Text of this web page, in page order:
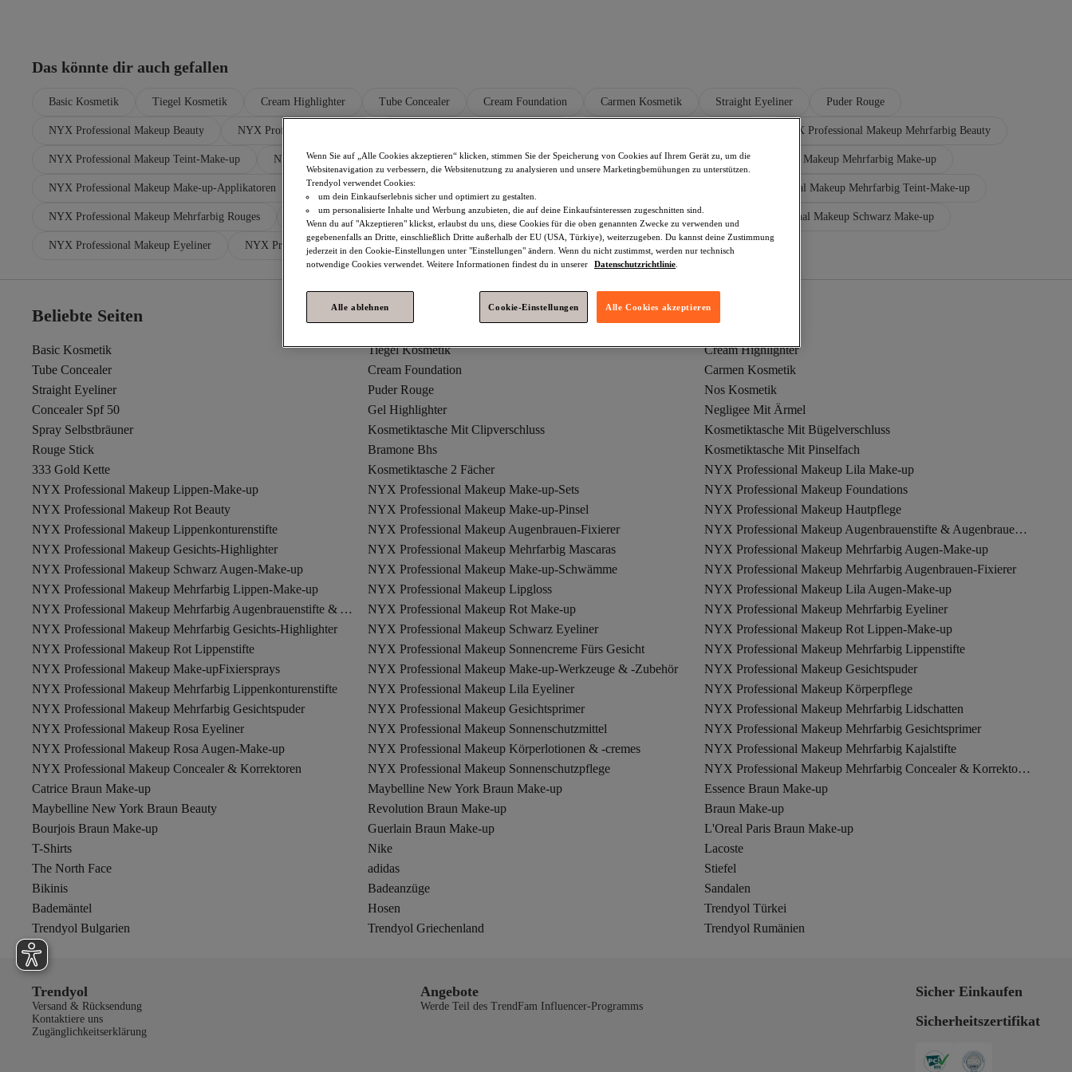
Das könnte dir auch gefallen
Basic Kosmetik Tiegel Kosmetik Cream Highlighter Tube Concealer Cream Foundation Carmen Kosmetik Straight Eyeliner Puder Rouge
NYX Professional Makeup Beauty NYX Professional Makeup NYX Professional Makeup Mehrfarbig Beauty
NYX Professional Makeup Teint-Make-up NYX Professional Makeup Rosa Beauty NYX Professional Makeup Schwarz Beauty NYX Professional Makeup Mehrfarbig Make-up
NYX Professional Makeup Make-up-Applikatoren NYX Professional Makeup Kajalstifte NYX Professional Makeup Mehrfarbig Teint-Make-up
NYX Professional Makeup Mehrfarbig Rouges NYX Professional Makeup Lippenstifte NYX Professional Makeup Rosa Make-up NYX Professional Makeup Schwarz Make-up
NYX Professional Makeup Eyeliner NYX Professional Makeup Augen-Make-up NYX Professional Makeup Lidschatten
Beliebte Seiten
Basic Kosmetik Tiegel Kosmetik
Cream Highlighter
Tube Concealer
Cream Foundation
Carmen Kosmetik
Straight Eyeliner
Puder Rouge
Nos Kosmetik
Concealer Spf 50
Gel Highlighter
Negligee Mit Ärmel
Spray Selbstbräuner
Kosmetiktasche Mit Clipverschluss
Kosmetiktasche Mit Bügelverschluss
Rouge Stick
Bramone Bhs
Kosmetiktasche Mit Pinselfach
333 Gold Kette
Kosmetiktasche 2 Fächer
NYX Professional Makeup Lila Make-up
NYX Professional Makeup Lippen-Make-up
NYX Professional Makeup Make-up-Sets
NYX Professional Makeup Foundations
NYX Professional Makeup Rot Beauty
NYX Professional Makeup Make-up-Pinsel
NYX Professional Makeup Hautpflege
NYX Professional Makeup Lippenkonturenstifte
NYX Professional Makeup Augenbrauen-Fixierer
NYX Professional Makeup Augenbrauenstifte & Augenbrauenpuder
NYX Professional Makeup Gesichts-Highlighter
NYX Professional Makeup Mehrfarbig Mascaras
NYX Professional Makeup Mehrfarbig Augen-Make-up
NYX Professional Makeup Schwarz Augen-Make-up
NYX Professional Makeup Make-up-Schwämme
NYX Professional Makeup Mehrfarbig Augenbrauen-Fixierer
NYX Professional Makeup Mehrfarbig Lippen-Make-up
NYX Professional Makeup Lipgloss
NYX Professional Makeup Lila Augen-Make-up
NYX Professional Makeup Mehrfarbig Augenbrauenstifte & Augenbrauenpuder
NYX Professional Makeup Rot Make-up
NYX Professional Makeup Mehrfarbig Eyeliner
NYX Professional Makeup Mehrfarbig Gesichts-Highlighter
NYX Professional Makeup Schwarz Eyeliner
NYX Professional Makeup Rot Lippen-Make-up
NYX Professional Makeup Rot Lippenstifte
NYX Professional Makeup Sonnencreme Fürs Gesicht
NYX Professional Makeup Mehrfarbig Lippenstifte
NYX Professional Makeup Make-upFixiersprays
NYX Professional Makeup Make-up-Werkzeuge & -Zubehör
NYX Professional Makeup Gesichtspuder
NYX Professional Makeup Mehrfarbig Lippenkonturenstifte
NYX Professional Makeup Lila Eyeliner
NYX Professional Makeup Körperpflege
NYX Professional Makeup Mehrfarbig Gesichtspuder
NYX Professional Makeup Gesichtsprimer
NYX Professional Makeup Mehrfarbig Lidschatten
NYX Professional Makeup Rosa Eyeliner
NYX Professional Makeup Sonnenschutzmittel
NYX Professional Makeup Mehrfarbig Gesichtsprimer
NYX Professional Makeup Rosa Augen-Make-up
NYX Professional Makeup Körperlotionen & -cremes
NYX Professional Makeup Mehrfarbig Kajalstifte
NYX Professional Makeup Concealer & Korrektoren
NYX Professional Makeup Sonnenschutzpflege
NYX Professional Makeup Mehrfarbig Concealer & Korrektoren
Catrice Braun Make-up
Maybelline New York Braun Make-up
Essence Braun Make-up
Maybelline New York Braun Beauty
Revolution Braun Make-up
Braun Make-up
Bourjois Braun Make-up
Guerlain Braun Make-up
L'Oreal Paris Braun Make-up
T-Shirts
Nike
Lacoste
The North Face
adidas
Stiefel
Bikinis
Badeanzüge
Sandalen
Bademäntel
Hosen
Trendyol Türkei
Trendyol Bulgarien
Trendyol Griechenland Trendyol Rumänien
Trendyol
Versand & Rücksendung
Kontaktiere uns
Zugänglichkeitserklärung
Angebote
Werde Teil des TrendFam Influencer-Programms
Sicher Einkaufen
Sicherheitszertifikat
Wenn Sie auf „Alle Cookies akzeptieren“ klicken, stimmen Sie der Speicherung von Cookies auf Ihrem Gerät zu, um die
Websitenavigation zu verbessern, die Websitenutzung zu analysieren und unsere Marketingbemühungen zu unterstützen.
Trendyol verwendet Cookies:
um dein Einkaufserlebnis sicher und optimiert zu gestalten.
um personalisierte Inhalte und Werbung anzubieten, die auf deine Einkaufsinteressen zugeschnitten sind.
Wenn du auf "Akzeptieren" klickst, erlaubst du uns, diese Cookies für die oben genannten Zwecke zu verwenden und
gegebenenfalls an Dritte, einschließlich Dritte außerhalb der EU (USA, Türkiye), weiterzugeben. Du kannst deine Zustimmung
jederzeit in den Cookie-Einstellungen unter "Einstellungen" ändern. Wenn du nicht zustimmst, werden nur technisch
notwendige Cookies verwendet. Weitere Informationen findest du in unserer
Datenschutzrichtlinie
Alle ablehnen Cookie-Einstellungen Alle Cookies akzeptieren